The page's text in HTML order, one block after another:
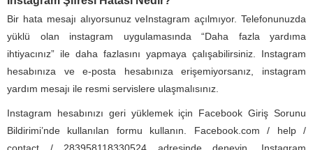
Bir hata mesajı alıyorsunuz veInstagram açılmıyor. Telefonunuzda
yüklü olan instagram uygulamasında “Daha fazla yardıma
ihtiyacınız” ile daha fazlasını yapmaya çalışabilirsiniz. Instagram
hesabınıza ve e-posta hesabınıza erişemiyorsanız, instagram
yardım mesajı ile resmi servislere ulaşmalısınız.
Instagram hesabınızı geri yüklemek için Facebook Giriş Sorunu
Bildirimi’nde kullanılan formu kullanın. Facebook.com / help /